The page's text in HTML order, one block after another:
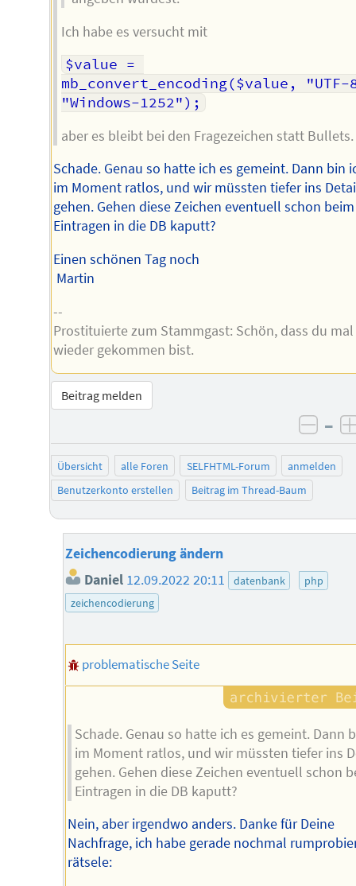
Ich habe es versucht mit
$value =
mb_convert_encoding($value,
"Windows-1252");
aber es bleibt bei den Fragezeichen statt Bullets.
Schade. Genau so hatte ich es gemeint. Dann bin
im Moment ratlos, und wir müssten tiefer ins
gehen. Gehen diese Zeichen eventuell schon beim
Eintragen in die DB kaputt?
Einen schönen Tag noch
Martin
--
Prostituierte zum Stammgast: Schön, dass du mal
wieder gekommen bist.
Beitrag melden
–
Übersicht alle Foren SELFHTML-Forum
anmelden
Benutzerkonto erstellen
Beitrag im Thread-Baum
Zeichencodierung ändern
Daniel 12.09.2022 20:11 datenbank
php
zeichencodierung
problematische Seite
Schade. Genau so hatte ich es gemeint. Dann
im Moment ratlos, und wir müssten tiefer ins
gehen. Gehen diese Zeichen eventuell schon
Eintragen in die DB kaputt?
Nein, aber irgendwo anders. Danke für Deine
Nachfrage, ich habe gerade nochmal
rätsele: